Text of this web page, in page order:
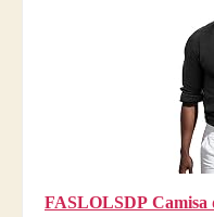
FASLOLSDP Camisa